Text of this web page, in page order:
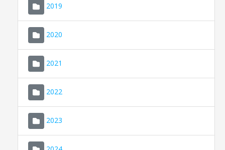
2019
2020
2021
2022
2023